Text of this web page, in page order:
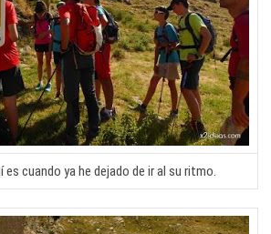
es cuando ya he dejado de ir al su ritmo.